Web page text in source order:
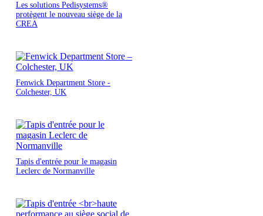
Les solutions Pedisystems®
protègent le nouveau siège de la
CREA
Fenwick Department Store -
Colchester, UK
Tapis d'entrée pour le magasin
Leclerc de Normanville